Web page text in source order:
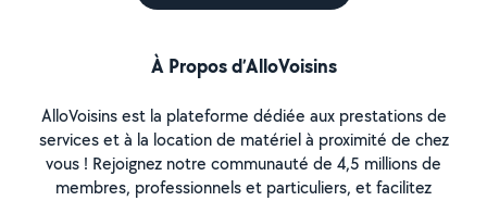
À Propos d’AlloVoisins
AlloVoisins est la plateforme dédiée aux prestations de
services et à la location de matériel à proximité de chez
vous ! Rejoignez notre communauté de 4,5 millions de
membres, professionnels et particuliers, et facilitez